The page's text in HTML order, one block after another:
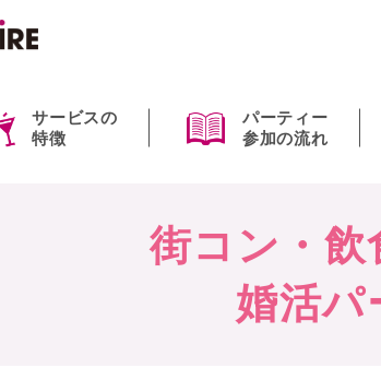
サービスの
特徴
パーティー
参加の流れ
街コン・飲
婚活パ